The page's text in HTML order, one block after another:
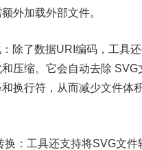
外加载外部文件。
除了数据URI编码，工具
压缩。它会自动去除 SVG
换行符，从而减少文件体
换：工具还支持将SVG文件